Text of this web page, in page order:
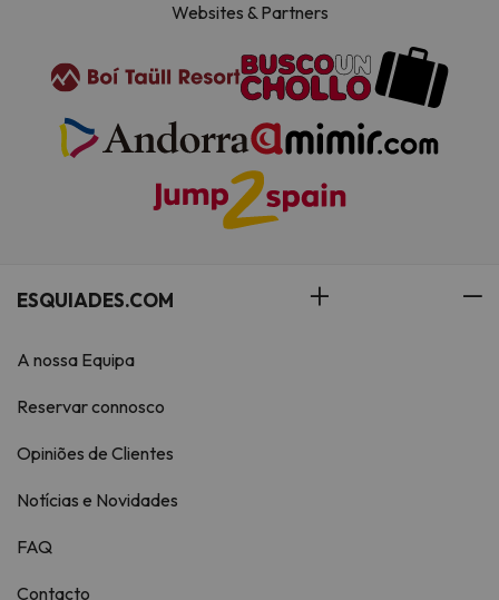
Websites & Partners
ESQUIADES.COM
A nossa Equipa
Reservar connosco
Opiniões de Clientes
Notícias e Novidades
FAQ
Contacto